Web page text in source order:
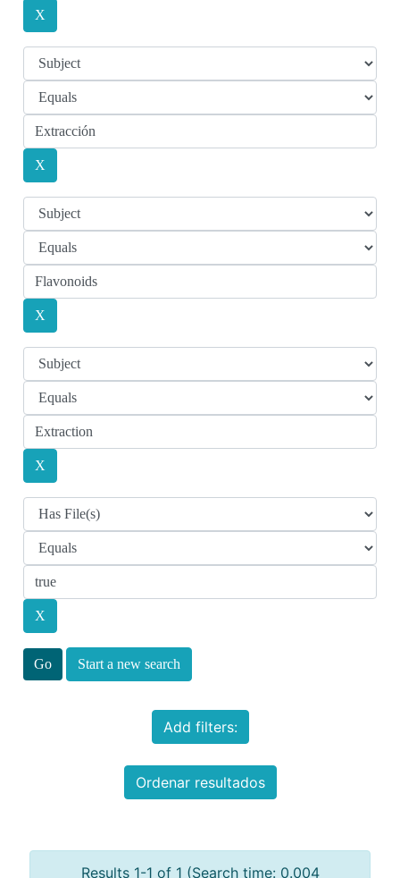
Start a new search
Add filters:
Ordenar resultados
Results 1-1 of 1 (Search time: 0.004